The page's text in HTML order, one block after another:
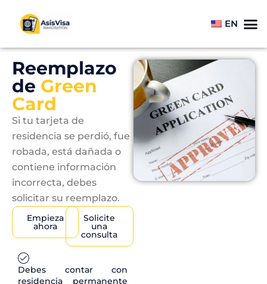
EN
Reemplazo
de Green
Card
Si tu tarjeta de
residencia se perdió, fue
robada, está dañada o
contiene información
incorrecta, debes
solicitar su reemplazo.
Empieza
ahora
Solicite
una
consulta
Debes contar con
residencia permanente